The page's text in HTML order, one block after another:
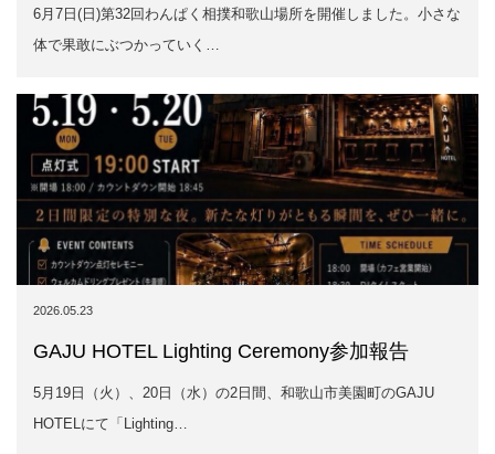
2026.05.23
GAJU HOTEL Lighting Ceremony参加報告
5月19日（火）、20日（水）の2日間、和歌山市美園町のGAJU
HOTELにて「Lighting…